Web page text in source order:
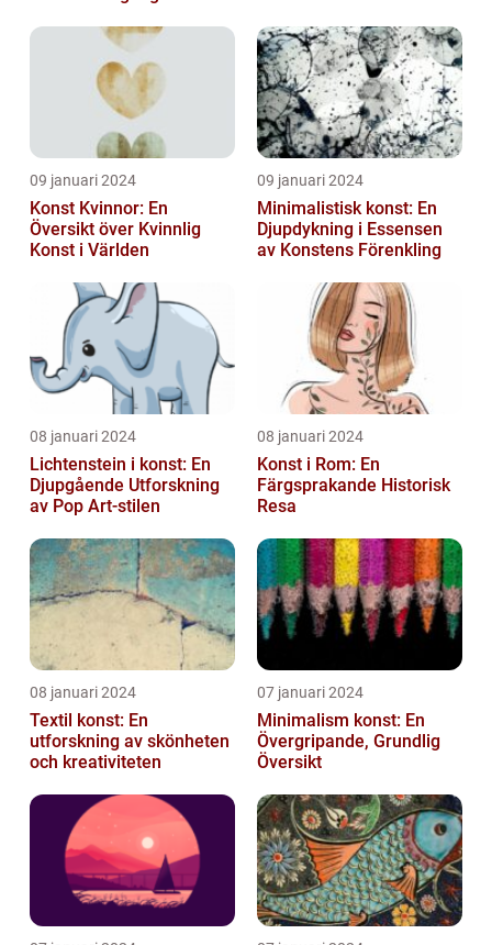
09 januari 2024
Konst Kvinnor: En
Översikt över Kvinnlig
Konst i Världen
09 januari 2024
Minimalistisk konst: En
Djupdykning i Essensen
av Konstens Förenkling
08 januari 2024
Lichtenstein i konst: En
Djupgående Utforskning
av Pop Art-stilen
08 januari 2024
Konst i Rom: En
Färgsprakande Historisk
Resa
08 januari 2024
Textil konst: En
utforskning av skönheten
och kreativiteten
07 januari 2024
Minimalism konst: En
Övergripande, Grundlig
Översikt